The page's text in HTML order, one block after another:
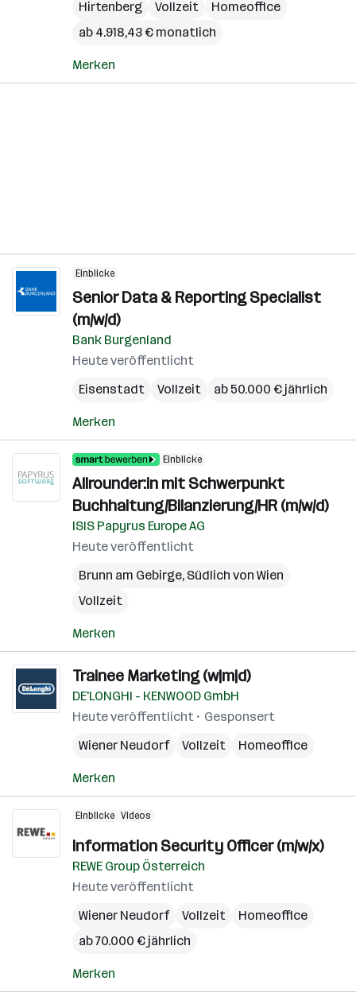
Hirtenberg Vollzeit
Homeoffice
ab 4.918,43 € monatlich
Merken
Einblicke
Senior Data & Reporting Specialist
(m/w/d)
Bank Burgenland
Heute veröffentlicht
Eisenstadt
Vollzeit ab 50.000 € jährlich
Merken
Einblicke
Allrounder:in mit Schwerpunkt
Buchhaltung/Bilanzierung/HR (m/w/d)
ISIS Papyrus Europe AG
Heute veröffentlicht
Brunn am Gebirge, Südlich von Wien
Vollzeit
Merken
Trainee Marketing (w|m|d)
DE'LONGHI - KENWOOD GmbH
Heute veröffentlicht
Gesponsert
Wiener Neudorf
Vollzeit Homeoffice
Merken
Einblicke Videos
Information Security Officer (m/w/x)
REWE Group Österreich
Heute veröffentlicht
Wiener Neudorf
Vollzeit
Homeoffice
ab 70.000 € jährlich
Merken